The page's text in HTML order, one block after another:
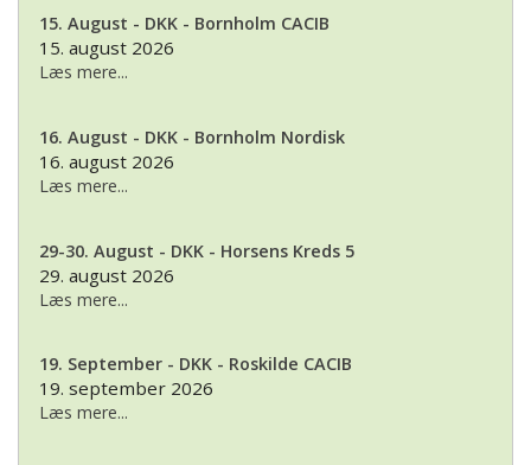
15. August - DKK - Bornholm CACIB
15. august 2026
Læs mere...
16. August - DKK - Bornholm Nordisk
16. august 2026
Læs mere...
29-30. August - DKK - Horsens Kreds 5
29. august 2026
Læs mere...
19. September - DKK - Roskilde CACIB
19. september 2026
Læs mere...